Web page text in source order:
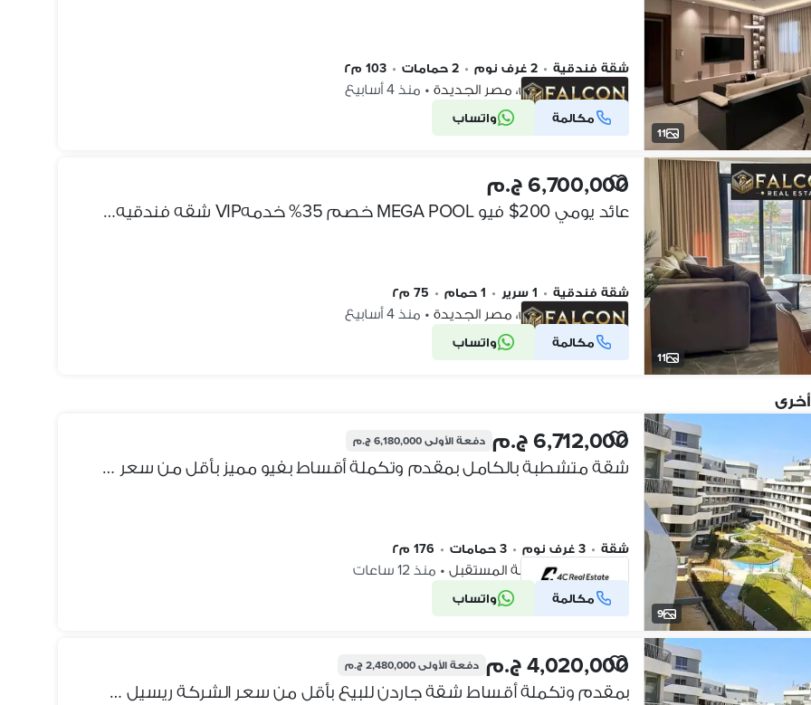
11
شقة فندقية • 2 غرف نوم • 2 حمامات • 103 م٢
ماريوت ريزيدنس، مصر الجديدة • منذ 4 أسابيع
مكالمة واتساب شركة موثقة
11
6,700,000 ج.م
عائد يومي 200$ فيو MEGA POOL خصم 35% خدمهVIP شقه فندقيه في ماريوت ريزيدنس سور بسور من سيتي سنتر الماظه دقايق ل مدينتي و الرحاب Marriott Residence
شقة فندقية • 1 سرير • 1 حمام • 75 م٢
ماريوت ريزيدنس، مصر الجديدة • منذ 4 أسابيع
مكالمة واتساب شركة موثقة
9
6,712,000 ج.م دفعة الأولى6,180,000 ج.م
شقة متشطبة بالكامل بمقدم وتكملة أقساط بفيو مميز بأقل من سعر الشركة ريسيل 3 غرف في بلوم فيلدز Bloomfields المستقبل سيتي بجوار مدينتي وسراي للبيع
شقة • 3 غرف نوم • 3 حمامات • 176 م٢
بلوم فيلدز، مدينة المستقبل • منذ 12 ساعات
مكالمة واتساب شركة موثقة
4,020,000 ج.م دفعة الأولى2,480,000 ج.م
بمقدم وتكملة أقساط شقة جاردن للبيع بأقل من سعر الشركة ريسيل 2 غرف في بلوم فيلدز Bloomfields المستقبل سيتي بجوار مدينتي وسراي